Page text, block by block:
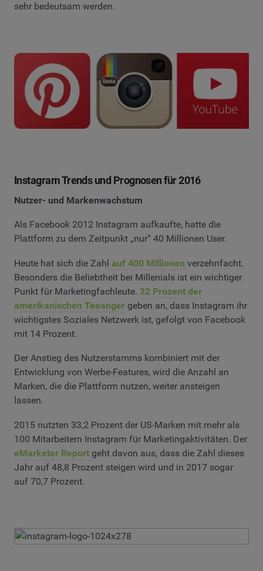
sehr bedeutsam werden.
Instagram Trends und Prognosen für 2016
Nutzer- und Markenwachstum
Als Facebook 2012 Instagram aufkaufte, hatte die
Plattform zu dem Zeitpunkt „nur“ 40 Millionen User.
Heute hat sich die Zahl auf 400 Millionen verzehnfacht.
Besonders die Beliebtheit bei Millenials ist ein wichtiger
Punkt für Marketingfachleute. 32 Prozent der
amerikanischen Teeanger geben an, dass Instagram ihr
wichtigstes Soziales Netzwerk ist, gefolgt von Facebook
mit 14 Prozent.
Der Anstieg des Nutzerstamms kombiniert mit der
Entwicklung von Werbe-Features, wird die Anzahl an
Marken, die die Plattform nutzen, weiter ansteigen
lassen.
2015 nutzten 33,2 Prozent der US-Marken mit mehr als
100 Mitarbeitern Instagram für Marketingaktivitäten. Der
eMarketer Report geht davon aus, dass die Zahl dieses
Jahr auf 48,8 Prozent steigen wird und in 2017 sogar
auf 70,7 Prozent.